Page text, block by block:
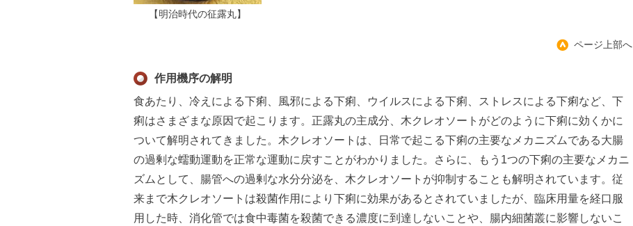
【明治時代の征露丸】
ページ上部へ
作用機序の解明
食あたり、冷えによる下痢、風邪による下痢、ウイルスによる下痢、ストレスによる下痢など、下
痢はさまざまな原因で起こります。正露丸の主成分、木クレオソートがどのように下痢に効くかに
ついて解明されてきました。木クレオソートは、日常で起こる下痢の主要なメカニズムである大腸
の過剰な蠕動運動を正常な運動に戻すことがわかりました。さらに、もう1つの下痢の主要なメカニ
ズムとして、腸管への過剰な水分分泌を、木クレオソートが抑制することも解明されています。従
来まで木クレオソートは殺菌作用により下痢に効果があるとされていましたが、臨床用量を経口服
用した時、消化管では食中毒菌を殺菌できる濃度に到達しないことや、腸内細菌叢に影響しないこ